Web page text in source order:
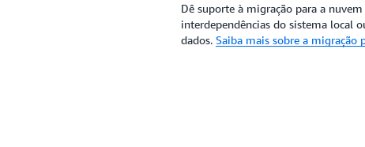
Dê suporte à migração para a
interdependências do sistema local
dados. Saiba mais sobre a migração